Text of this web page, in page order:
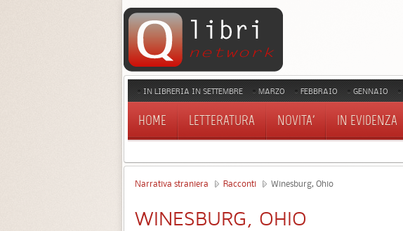
IN LIBRERIA IN SETTEMBRE MARZO FEBBRAIO GENNAIO
HOME LETTERATURA NOVITA' IN EVIDENZA
Narrativa straniera Racconti Winesburg, Ohio
WINESBURG, OHIO